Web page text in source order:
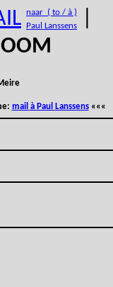
naar ( to / à )
Paul Lanssens
mail à Paul Lanssens«««